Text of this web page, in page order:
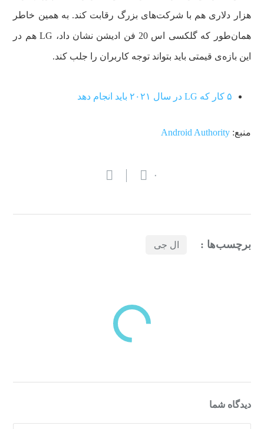
هزار دلاری هم با شرکت‌های بزرگ رقابت کند. به همین خاطر
همان‌طور که گلکسی اس 20 فن ادیشن نشان داد، LG هم در
این بازه‌ی قیمتی باید بتواند توجه کاربران را جلب کند.
۵ کار که LG در سال ۲۰۲۱ باید انجام دهد
منبع:Android Authority
۰
برچسب‌ها : ال جی
دیدگاه شما